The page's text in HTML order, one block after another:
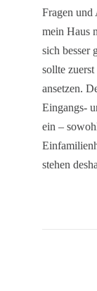
Fragen
mein Haus
sich besser
sollte
ansetzen.
Eingangs-
ein –
stehen